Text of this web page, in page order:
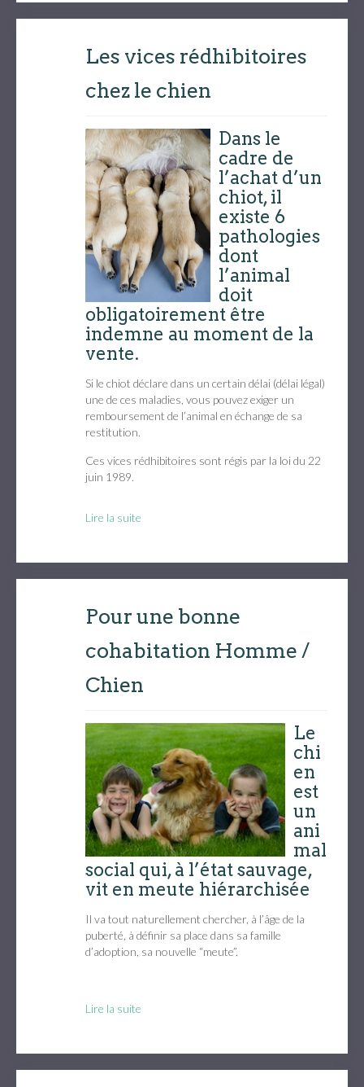
Les vices rédhibitoires
chez le chien
Dans le
cadre de
l’achat d’un
chiot, il
existe 6
pathologies
dont
l’animal
doit
obligatoirement être
indemne au moment de la
vente.
Si le chiot déclare dans un certain délai (délai légal)
une de ces maladies, vous pouvez exiger un
remboursement de l’animal en échange de sa
restitution.
Ces vices rédhibitoires sont régis par la loi du 22
juin 1989.
Lire la suite
Pour une bonne
cohabitation Homme /
Chien
Le
chi
en
est
un
ani
mal
social qui, à l’état sauvage,
vit en meute hiérarchisée
Il va tout naturellement chercher, à l’âge de la
puberté, à définir sa place dans sa famille
d’adoption, sa nouvelle “meute”.
Lire la suite